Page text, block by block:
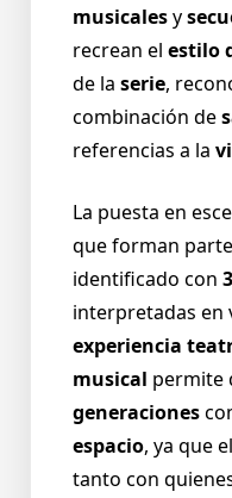
musicalesy
recrean el estilo
de la serie,
combinación de
referencias a la
La puesta en
que forman
identificado con
interpretadas en
experiencia
musical permite
generaciones
espacio, ya que el
tanto con